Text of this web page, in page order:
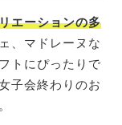
エーションの多
、マドレーヌな
トにぴったりで
子会終わりのお